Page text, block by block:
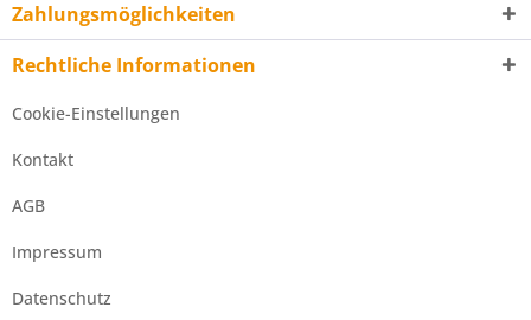
Zahlungsmöglichkeiten
Rechtliche Informationen
Cookie-Einstellungen
Kontakt
AGB
Impressum
Datenschutz